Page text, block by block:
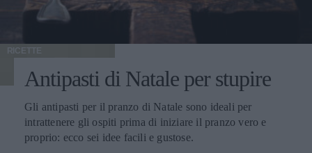
RICETTE
Antipasti di Natale per stupire
Gli antipasti per il pranzo di Natale sono ideali per
intrattenere gli ospiti prima di iniziare il pranzo vero e
proprio: ecco sei idee facili e gustose.